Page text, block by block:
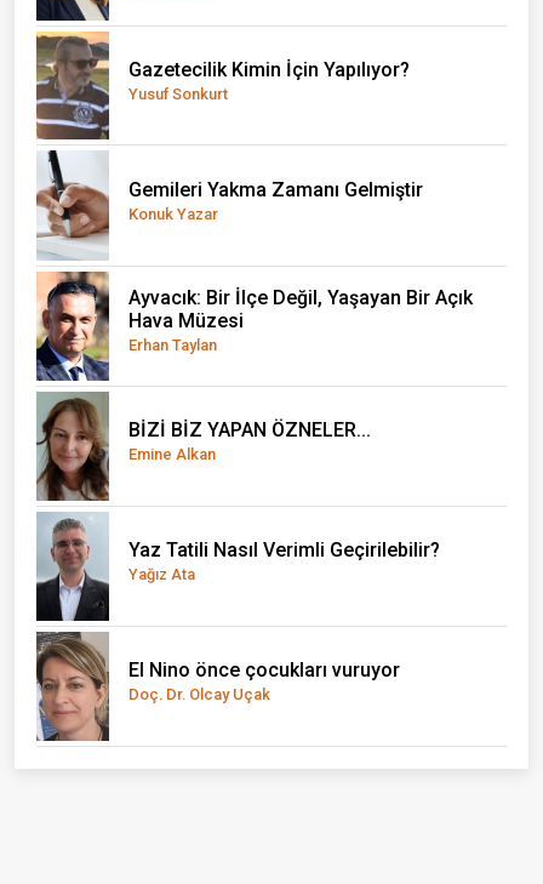
Gazetecilik Kimin İçin Yapılıyor?
Yusuf Sonkurt
Gemileri Yakma Zamanı Gelmiştir
Konuk Yazar
Ayvacık: Bir İlçe Değil, Yaşayan Bir Açık
Hava Müzesi
Erhan Taylan
BİZİ BİZ YAPAN ÖZNELER...
Emine Alkan
Yaz Tatili Nasıl Verimli Geçirilebilir?
Yağız Ata
El Nino önce çocukları vuruyor
Doç. Dr. Olcay Uçak